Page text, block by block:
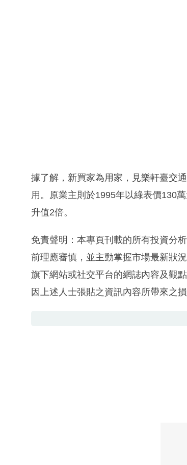
據了解，新買家為用家，見樂軒臺交
用。原業主則於1995年以綠表價130
升值2倍。
免責聲明：本專頁刊載的所有投資分
前理應審慎，並主動掌握市場最新狀
旗下網站或社交平台的網誌內容及觀
因上述人士張貼之資訊內容所帶來之